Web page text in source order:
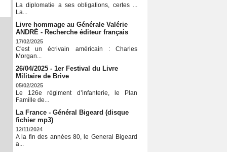
La diplomatie a ses obligations, certes ...
La...
Livre hommage au Générale Valérie
ANDRÉ - Recherche éditeur français
17/02/2025
C'est un écrivain américain : Charles
Morgan...
26/04/2025 - 1er Festival du Livre
Militaire de Brive
05/02/2025
Le 126e régiment d’infanterie, le Plan
Famille de...
La France - Général Bigeard (disque
fichier mp3)
12/11/2024
A la fin des années 80, le General Bigeard
a...